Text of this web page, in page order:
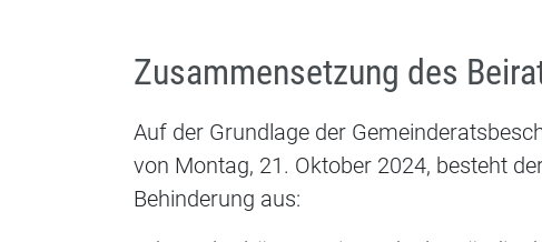
Zusammensetzung des
Auf der Grundlage der
von Montag, 21. Oktober 2024, besteht
Behinderung aus: